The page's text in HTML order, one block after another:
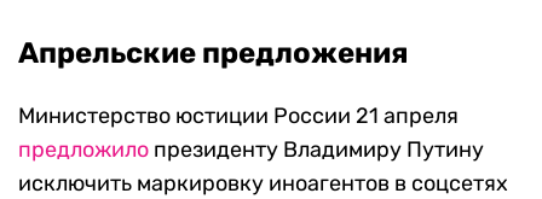
Апрельские предложения
Министерство юстиции России 21 апреля
предложило президенту Владимиру Путину
исключить маркировку иноагентов в соцсетях